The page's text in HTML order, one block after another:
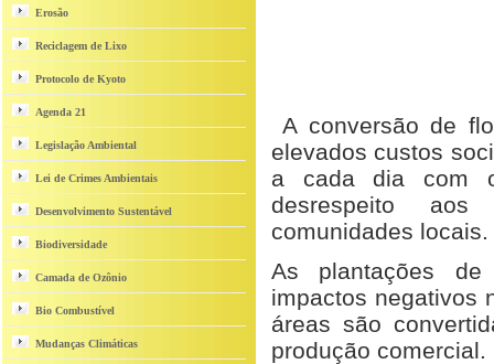
Erosão
Reciclagem de Lixo
Protocolo de Kyoto
Agenda 21
Legislação Ambiental
Lei de Crimes Ambientais
Desenvolvimento Sustentável
Biodiversidade
Camada de Ozônio
Bio Combustível
Mudanças Climáticas
A conversão de
elevados custos
a cada dia com o
desrespeito
comunidades locais.
As plantações
impactos negativos
áreas são
produção comercial.